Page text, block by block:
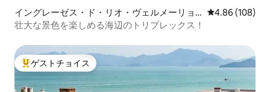
イングレーゼス・ド・リオ・ヴェルメーリョ
のマンション・アパート
レビュー108
4.86 (108)
壮大な景色を楽しめる海辺のトリプレックス！
大好評のゲストチョイスです。
ゲストチョイス